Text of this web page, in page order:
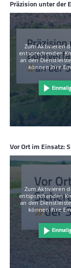
Aktuelles
Kontakt
Suche
Präzision unter der
Zum Aktivieren
entsprechenden
an den
können Ihre
Vor Ort im Einsatz:
Zum Aktivieren
entsprechenden
an den
können Ihre